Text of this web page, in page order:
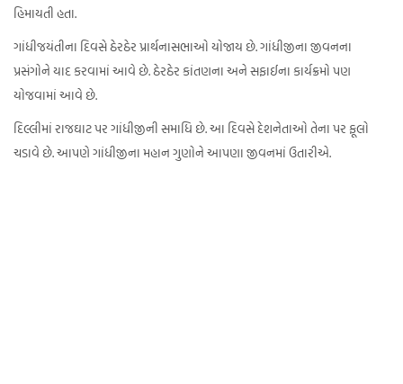
હિમાયતી હતા.
ગાંધીજયંતીના દિવસે ઠેરઠેર પ્રાર્થનાસભાઓ યોજાય છે. ગાંધીજીના જીવનના
પ્રસંગોને યાદ કરવામાં આવે છે. ઠેરઠેર કાંતણના અને સફાઈના કાર્યક્રમો પણ
યોજવામાં આવે છે.
દિલ્લીમાં રાજઘાટ પર ગાંધીજીની સમાધિ છે. આ દિવસે દેશનેતાઓ તેના પર ફૂલો
ચડાવે છે. આપણે ગાંધીજીના મહાન ગુણોને આપણા જીવનમાં ઉતારીએ.